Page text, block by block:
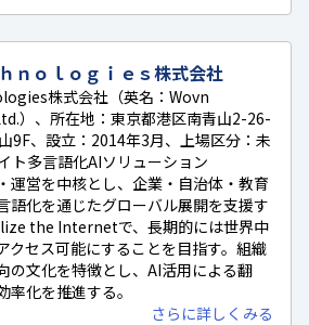
ｏｌｏｇｉｅｓ株式会社
株式会社（英名：Wovn
）、所在地：東京都港区南青山2-26-
9F、設立：2014年3月、上場区分：未
ト多言語化AIソリューション
運営を中核とし、企業・自治体・教育
語化を通じたグローバル展開を支援す
the Internetで、長期的には世界中
クセス可能にすることを目指す。組織
の文化を特徴とし、AI活用による翻
化を推進する。
さらに詳しくみる